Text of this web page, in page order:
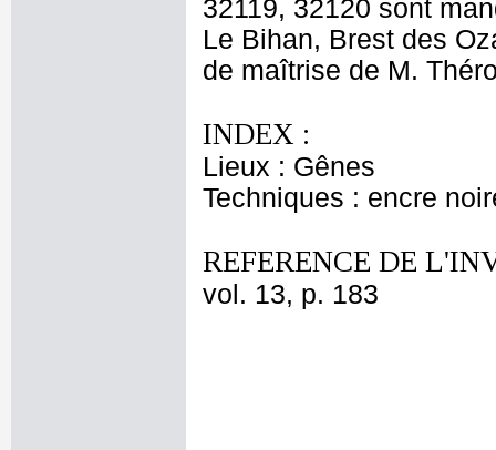
32119, 32120 sont
Le Bihan, Brest des
de maîtrise de M.
INDEX :
Lieux : Gênes
Techniques : encre
REFERENCE DE
vol. 13, p. 183